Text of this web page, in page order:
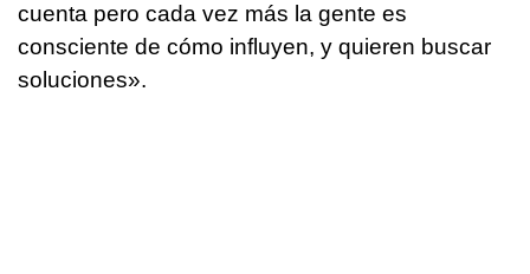
cuenta pero cada vez más la gente es
consciente de cómo influyen, y quieren buscar
soluciones».